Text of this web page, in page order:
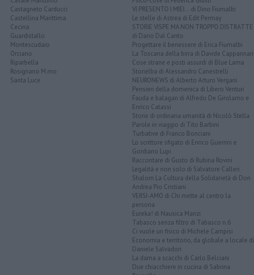
Castagneto Carducci
Castellina Marittima
Cecina
Guardistallo
Montescudaio
Orciano
Riparbella
Rosignano M.mo
Santa Luce
VI PRESENTO I MIEI... di Dino Fiumalbi
Le stelle di Astrea di Edit Permay
STORIE VISPE MA NON TROPPO DISTRATTE
di Dario Dal Canto
Progettare il benessere di Erica Fiumalbi
La Toscana della birra di Davide Cappannari
Cose strane e posti assurdi di Blue Lama
Storielba di Alessandro Canestrelli
NEURONEWS di Alberto Arturo Vergani
Pensieri della domenica di Libero Venturi
Fauda e balagan di Alfredo De Girolamo e
Enrico Catassi
Storie di ordinaria umanità di Nicolò Stella
Parole in viaggio di Tito Barbini
Turbative di Franco Bonciani
Lo scrittore sfigato di Enrico Guerrini e
Gordiano Lupi
Raccontare di Gusto di Rubina Rovini
Legalità e non solo di Salvatore Calleri
Shalom La Cultura della Solidarietà di Don
Andrea Pio Cristiani
VERSI-AMO di Chi mette al centro la
persona
Eureka! di Nausica Manzi
Tabasco senza filtro di Tabasco n.6
Ci vuole un fisico di Michele Campisi
Economia e territorio, da globale a locale di
Daniele Salvadori
La dama a scacchi di Carlo Belciani
Due chiacchiere in cucina di Sabrina